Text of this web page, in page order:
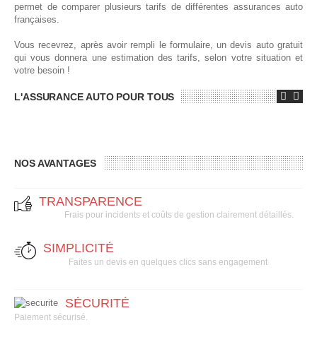
permet de comparer plusieurs tarifs de différentes assurances auto
françaises.
Vous recevrez, après avoir rempli le formulaire, un devis auto gratuit
qui vous donnera une estimation des tarifs, selon votre situation et
votre besoin !
L'ASSURANCE AUTO POUR TOUS
NOS AVANTAGES
TRANSPARENCE
Frais pour incidents et coûts de gestion clairement détaillés.
SIMPLICITÉ
Faites un devis en quelques clics sans engagement
SÉCURITÉ
Paiement sécurisé.